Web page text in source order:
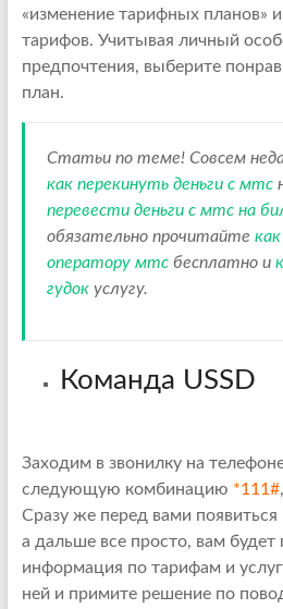
«изменение тарифных планов»
тарифов. Учитывая личный
предпочтения, выберите
план.
Статьи по теме! Совсем
как перекинуть деньги с мтс
перевести деньги с мтс на
обязательно прочитайте
оператору мтсбесплатно и
гудокуслугу.
Команда USSD
Заходим в звонилку на
следующую комбинацию *111#
Сразу же перед вами появиться
а дальше все просто, вам
информация по тарифам и
ней и примите решение по